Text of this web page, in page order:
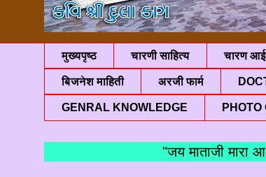
मुख्यपृष्ठ चारणी साहित्य चारण
बिजनेश माहिती अरजी फार्म
GENRAL KNOWLEDGE
"जय माताजी मारा आ